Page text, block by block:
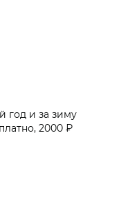
год и за зиму
2000 ₽